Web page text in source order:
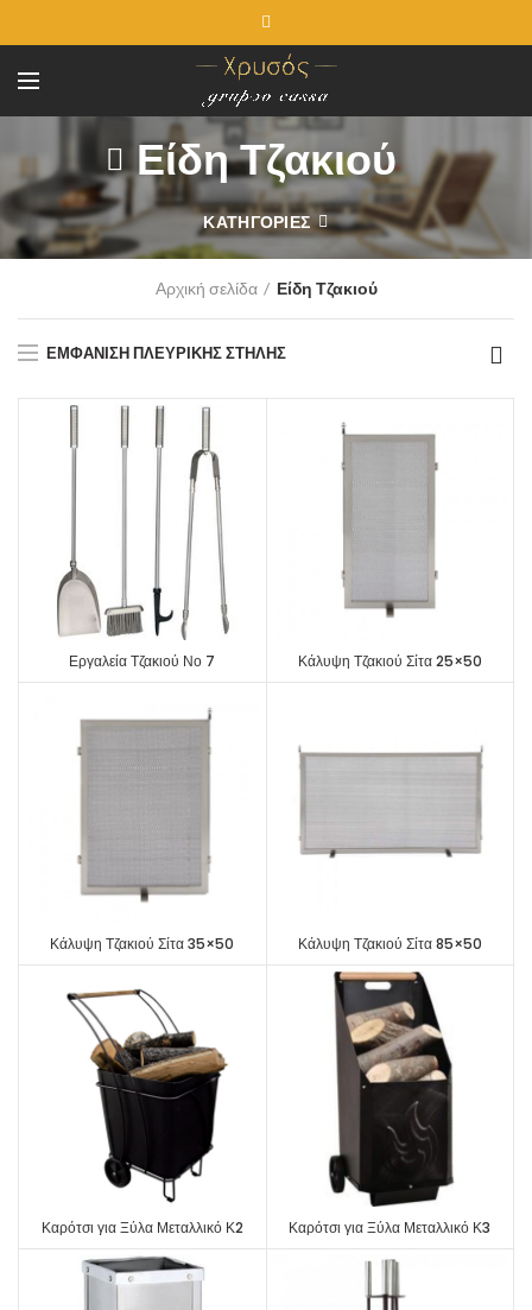
Είδη Τζακιού
ΚΑΤΗΓΟΡΊΕΣ
Αρχική σελίδα Είδη Τζακιού
ΕΜΦΆΝΙΣΗ ΠΛΕΥΡΙΚΉΣ ΣΤΉΛΗΣ
Εργαλεία Τζακιού Νο 7 Κάλυψη Τζακιού Σίτα 25×50
Κάλυψη Τζακιού Σίτα 35×50 Κάλυψη Τζακιού Σίτα 85×50
Καρότσι για Ξύλα Μεταλλικό Κ2 Καρότσι για Ξύλα Μεταλλικό Κ3